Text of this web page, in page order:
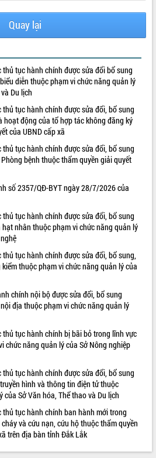
phí
kỳ
với
sĩ
Quay lại
thủ tục hành chính được sửa đổi bổ sung
diễn thuộc phạm vi chức năng quản lý
Du lịch
thủ tục hành chính được sửa đổi, bổ sung
hoạt động của tổ hợp tác không đăng ký
của UBND cấp xã
thủ tục hành chính được sửa đổi, bổ sung
bệnh thuộc thẩm quyền giải quyết
số 2357/QĐ-BYT ngày 28/7/2026 của
thủ tục hành chính được sửa đổi, bổ sung
nhân thuộc phạm vi chức năng quản lý
tục hành chính được sửa đổi, bổ sung,
thuộc phạm vi chức năng quản lý của
chính nội bộ được sửa đổi, bổ sung
địa thuộc phạm vi chức năng quản lý
thủ tục hành chính bị bãi bỏ trong lĩnh vực
chức năng quản lý của Sở Nông nghiệp
thủ tục hành chính được sửa đổi, bổ sung
hình và thông tin điện tử thuộc
Sở Văn hóa, Thể thao và Du lịch
thủ tục hành chính ban hành mới trong
và cứu nạn, cứu hộ thuộc thẩm quyền
trên địa bàn tỉnh Đắk Lắk